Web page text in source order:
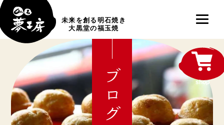
未来を創る明石焼き
大黒堂の福玉焼
ブログ shop